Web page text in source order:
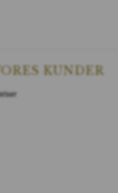
KUNDER